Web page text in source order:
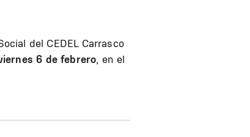
del CEDEL Carrasco
6 de febrero, en el